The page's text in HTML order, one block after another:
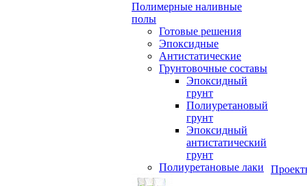
Полимерные наливные
полы
Готовые решения
Эпоксидные
Антистатические
Грунтовочные составы
Эпоксидный
грунт
Полиуретановый
грунт
Эпоксидный
антистатический
грунт
Полиуретановые лаки